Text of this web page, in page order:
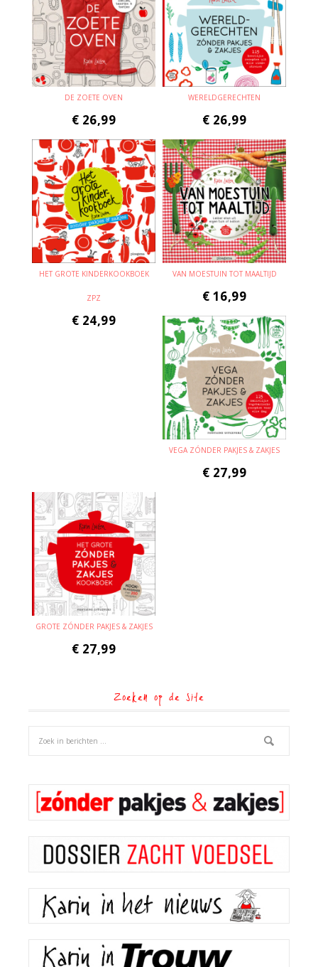
DE ZOETE OVEN
€ 26,99
WERELDGERECHTEN
€ 26,99
HET GROTE KINDERKOOKBOEK
ZPZ
€ 24,99
VAN MOESTUIN TOT MAALTIJD
€ 16,99
VEGA ZÓNDER PAKJES & ZAKJES
€ 27,99
GROTE ZÓNDER PAKJES & ZAKJES
€ 27,99
Zoeken op de site